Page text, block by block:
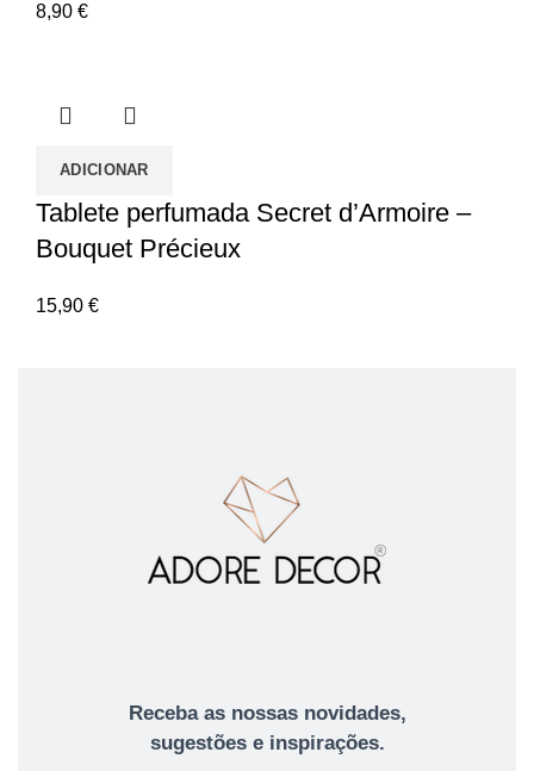
8,90 €
ADICIONAR
Tablete perfumada Secret d’Armoire –
Bouquet Précieux
15,90 €
Receba as nossas novidades,
sugestões e inspirações.